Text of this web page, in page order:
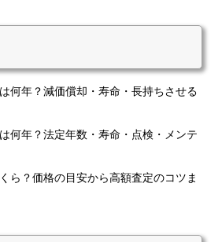
何年？減価償却・寿命・長持ちさせる
何年？法定年数・寿命・点検・メンテ
ら？価格の目安から高額査定のコツま